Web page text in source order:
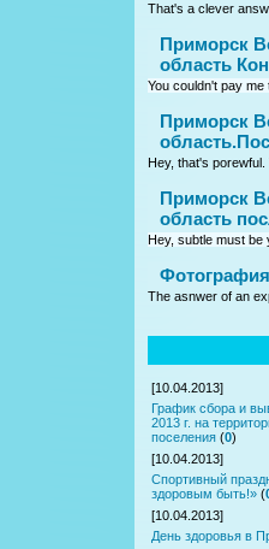
That's a clever
Приморск
область
You couldn't pay
Приморск
Hey, that's
Приморск
область
Hey, subtle must be
The asnwer of an
[10.04.2013]
График сбора и
2013 г. на
поселения (0)
[10.04.2013]
Спортивный
здоровым быть!» (
[10.04.2013]
День здоровья в